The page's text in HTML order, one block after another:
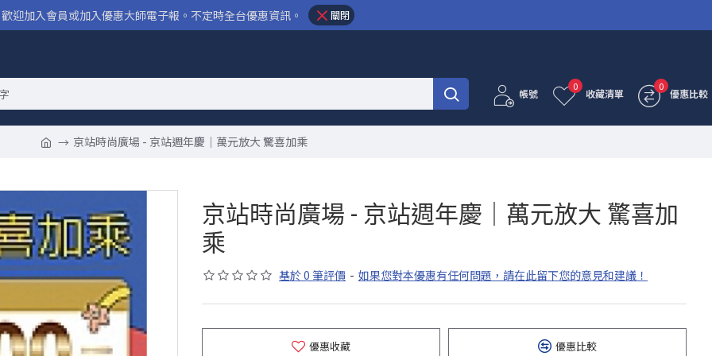
歡迎加入會員或加入優惠大師電子報。不定時全台優惠資訊。 關閉
帳號 收藏清單
0
優惠比較
0
京站時尚廣場 - 京站週年慶｜萬元放大 驚喜加乘
京站時尚廣場 - 京站週年慶｜萬元放大 驚喜加
乘
基於 0 筆評價 - 如果您對本優惠有任何問題，請在此留下您的意見和建議！
優惠收藏 優惠比較